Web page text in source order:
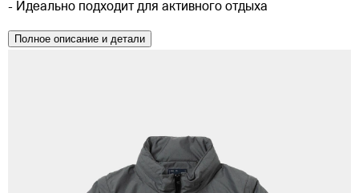
- Идеально подходит для активного отдыха
Полное описание и детали